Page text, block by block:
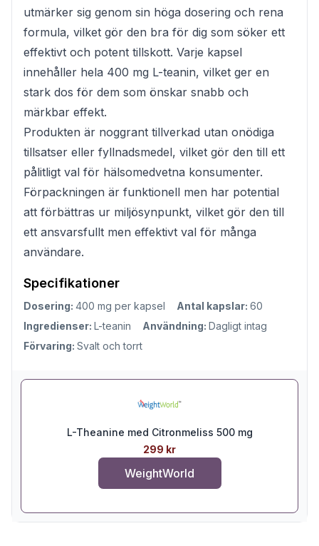
utmärker sig genom sin höga dosering och rena
formula, vilket gör den bra för dig som söker ett
effektivt och potent tillskott. Varje kapsel
innehåller hela 400 mg L-teanin, vilket ger en
stark dos för dem som önskar snabb och
märkbar effekt.
Produkten är noggrant tillverkad utan onödiga
tillsatser eller fyllnadsmedel, vilket gör den till ett
pålitligt val för hälsomedvetna konsumenter.
Förpackningen är funktionell men har potential
att förbättras ur miljösynpunkt, vilket gör den till
ett ansvarsfullt men effektivt val för många
användare.
Specifikationer
Dosering: 400 mg per kapsel Antal kapslar: 60
Ingredienser: L-teanin Användning: Dagligt intag
Förvaring: Svalt och torrt
L-Theanine med Citronmeliss 500 mg
299 kr
WeightWorld